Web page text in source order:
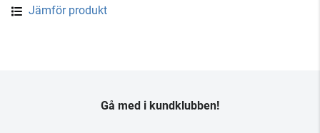
Jämför produkt
Gå med i kundklubben!